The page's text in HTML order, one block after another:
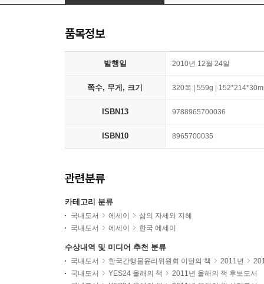
품목정보
발행일 2010년 12월 24일
쪽수, 무게, 크기 320쪽 | 559g |
ISBN13 9788965700036
ISBN10 8965700035
관련분류
카테고리 분류
국내도서 에세이
삶의 자세와 지혜
국내도서
에세이 한국 에세이
수상내역 및 미디어 추천 분류
국내도서 한국간행물윤리위원회 이달의 책 2011년
국내도서
YES24 올해의 책
2011년 올해의 책 후보도서